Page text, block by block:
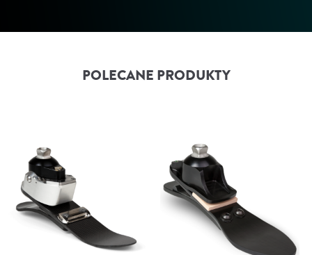
POLECANE PRODUKTY